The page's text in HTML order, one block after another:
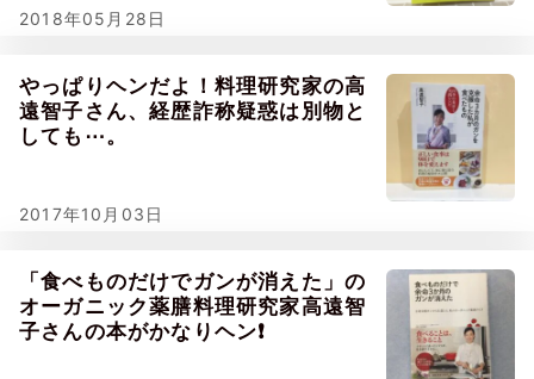
2018年05月28日
やっぱりヘンだよ！料理研究家の高
遠智子さん、経歴詐称疑惑は別物と
しても⋯。
2017年10月03日
「食べものだけでガンが消えた」の
オーガニック薬膳料理研究家高遠智
子さんの本がかなりヘン❗